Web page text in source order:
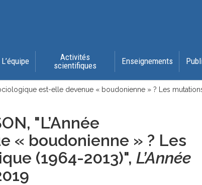
L’équipe
Activités
scientifiques
Enseignements
est-elle devenue « boudonienne » ? Les
"L’Année
« boudonienne » ? Les
(1964-2013)", L’Année